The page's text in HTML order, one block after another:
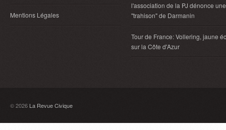
Mentions Légales
l'association de la PJ dénonce une
"trahison" de Darmanin
Tour de France: Vollering, jaune
sur la Côte d'Azur
© 2026 La Revue Civique